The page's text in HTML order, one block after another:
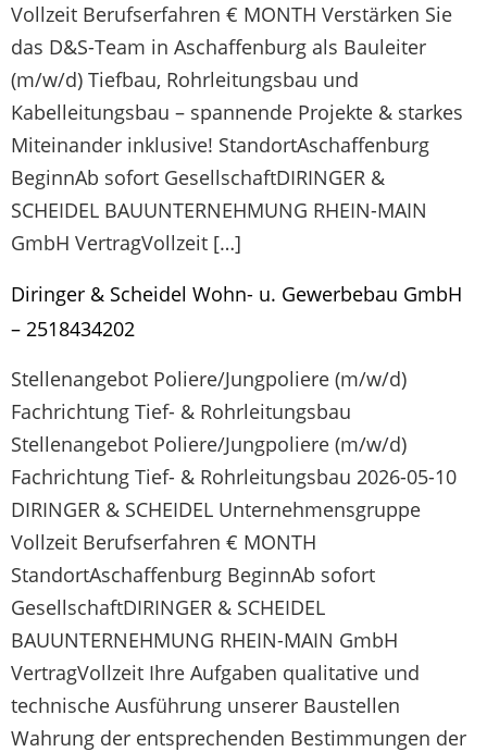
Vollzeit Berufserfahren € MONTH Verstärken Sie
das D&S-Team in Aschaffenburg als Bauleiter
(m/w/d) Tiefbau, Rohrleitungsbau und
Kabelleitungsbau – spannende Projekte & starkes
Miteinander inklusive! StandortAschaffenburg
BeginnAb sofort GesellschaftDIRINGER &
SCHEIDEL BAUUNTERNEHMUNG RHEIN-MAIN
GmbH VertragVollzeit […]
Diringer & Scheidel Wohn- u. Gewerbebau GmbH
– 2518434202
Stellenangebot Poliere/Jungpoliere (m/w/d)
Fachrichtung Tief- & Rohrleitungsbau
Stellenangebot Poliere/Jungpoliere (m/w/d)
Fachrichtung Tief- & Rohrleitungsbau 2026-05-10
DIRINGER & SCHEIDEL Unternehmensgruppe
Vollzeit Berufserfahren € MONTH
StandortAschaffenburg BeginnAb sofort
GesellschaftDIRINGER & SCHEIDEL
BAUUNTERNEHMUNG RHEIN-MAIN GmbH
VertragVollzeit Ihre Aufgaben qualitative und
technische Ausführung unserer Baustellen
Wahrung der entsprechenden Bestimmungen der